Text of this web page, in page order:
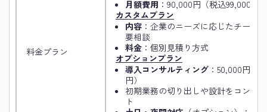
料金プラン
月額費用 ：90,000円（税込99,000円）
カスタムプラン
内容 ：企業のニーズに応じたチーム
要相談
料金 ：個別見積り方式
オプションプラン
導入コンサルティング ：50,000円／
円）
初期業務の切り出しや設計をコンサ
ト